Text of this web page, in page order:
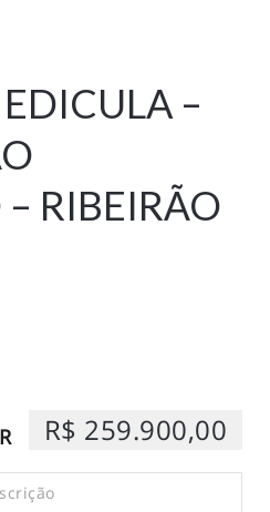
–
RIBEIRÃO
R$ 259.900,00